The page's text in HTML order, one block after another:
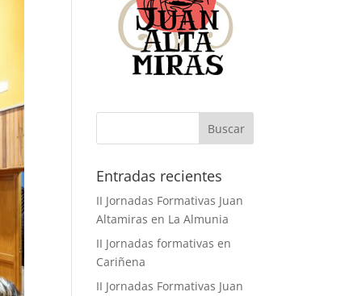
Buscar
Entradas recientes
II Jornadas Formativas Juan
Altamiras en La Almunia
II Jornadas formativas en
Cariñena
II Jornadas Formativas Juan